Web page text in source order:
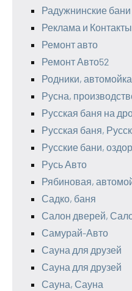
Радужнинские бани
Реклама и Контакты
Ремонт авто
Ремонт Авто52
Родники, автомойка
Русна,
Русская баня на
Русская баня,
Русские бани,
Русь Авто
Рябиновая,
Садко, баня
Салон дверей,
Самурай-Авто
Сауна для друзей
Сауна для друзей
Сауна, Сауна